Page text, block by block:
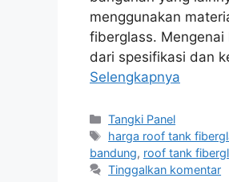
menggunakan
fiberglass.
dari spesifikasi dan
Selengkapnya
Kategori
Tangki Panel
Tag
harga roof tank
bandung, roof tank
Tinggalkan komentar